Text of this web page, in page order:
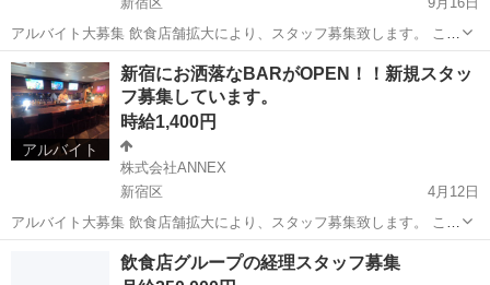
アルバイト大募集 飲食店舗拡大により、スタッフ募集致します。 これ
までにない好条件で楽しくやりがいのある職場で働いてみませんか？
店内の雰囲気も良く、スタッフ同士もとても仲良しな楽しい職場で
す。 独立支援制度もあ...
東京 新宿区 バーテンダー スタッフ
アルバイト
新宿にお洒落なBARがOPEN！！新規スタッ
フ募集しています。
時給1,400円
株式会社ANNEX
新宿区
4月12日
アルバイト大募集 飲食店舗拡大により、スタッフ募集致します。 これ
までにない好条件で楽しくやりがいのある職場で働いてみませんか？
店内の雰囲気も良く、スタッフ同士もとても仲良しな楽しい職場で
飲食 スタッフ
飲食店グループの経理スタッフ募集